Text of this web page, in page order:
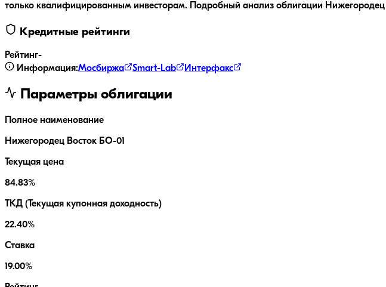
только квалифицированным инвесторам.
Подробный анализ облигации
Кредитные рейтинги
Рейтинг-
Информация:Мосбиржа Smart-Lab Интерфакс
Параметры облигации
Полное наименование
Нижегородец Восток БО-01
Текущая цена
84.83%
ТКД (Текущая купонная доходность)
22.40%
Ставка
19.00%